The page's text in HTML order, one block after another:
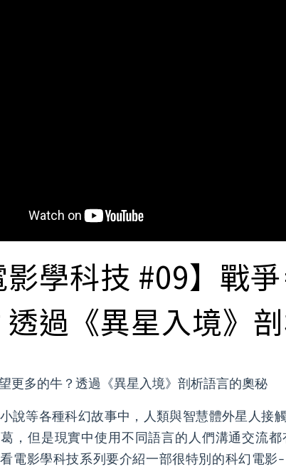
影學科技 #09】戰
透過《異星入境》
更多的牛？透過《異星入境》剖析語言的奧秘
說等各種科幻故事中，人類與智慧體外星人接
，但是現實中使用不同語言的人們溝通交流
電影學科技系列要介紹一部很特別的科幻電影